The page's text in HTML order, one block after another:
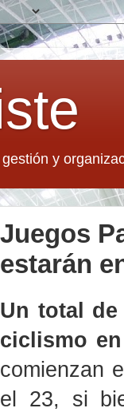
y
Juegos
estarán
Un total
ciclismo
comienzan
el 23, si